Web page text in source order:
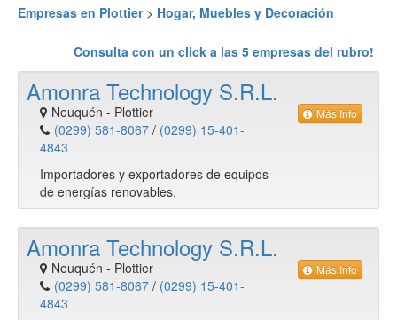
Empresas en Plottier> Hogar, Muebles y Decoración
Consulta con un click a las 5 empresas del rubro!
Amonra Technology S.R.L.
Neuquén - Plottier
(0299) 581-8067 / (0299) 15-401-
4843
Importadores y exportadores de equipos
de energías renovables.
Más Info
Amonra Technology S.R.L.
Neuquén - Plottier
(0299) 581-8067 / (0299) 15-401-
4843
Más Info